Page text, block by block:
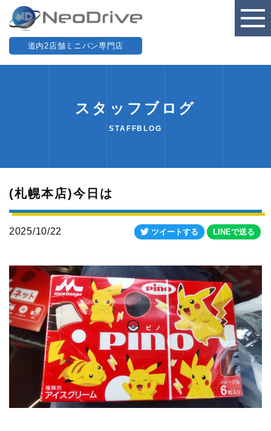
道内2店舗ミニバン専門店
スタッフブログ
STAFFBLOG
(札幌本店)今日は
2025/10/22 ツイートする LINEで送る